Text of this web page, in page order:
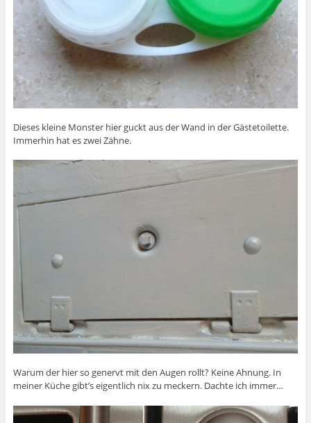
Dieses kleine Monster hier guckt aus der Wand in der Gästetoilette.
Immerhin hat es zwei Zähne.
Warum der hier so genervt mit den Augen rollt? Keine Ahnung. In
meiner Küche gibt’s eigentlich nix zu meckern. Dachte ich immer…